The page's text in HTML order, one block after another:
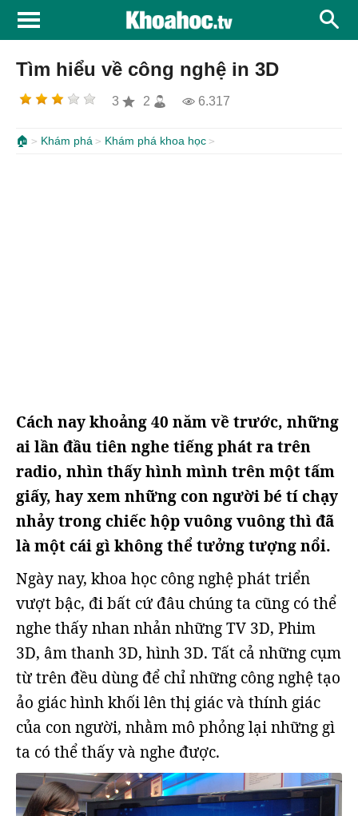
Tìm hiểu về công nghệ in 3D
3 2 6.317
🏠 Khám phá Khám phá khoa học
Cách nay khoảng 40 năm về trước, những
ai lần đầu tiên nghe tiếng phát ra trên
radio, nhìn thấy hình mình trên một tấm
giấy, hay xem những con người bé tí chạy
nhảy trong chiếc hộp vuông vuông thì đã
là một cái gì không thể tưởng tượng nổi.
Ngày nay, khoa học công nghệ phát triển
vượt bậc, đi bất cứ đâu chúng ta cũng có thể
nghe thấy nhan nhản những TV 3D, Phim
3D, âm thanh 3D, hình 3D. Tất cả những cụm
từ trên đều dùng để chỉ những công nghệ tạo
ảo giác hình khối lên thị giác và thính giác
của con người, nhằm mô phỏng lại những gì
ta có thể thấy và nghe được.